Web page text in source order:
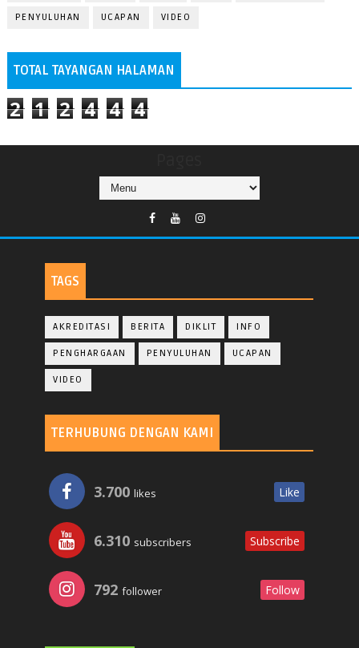
PENYULUHAN UCAPAN VIDEO
TOTAL TAYANGAN HALAMAN
2 1 2 4 4 4
TAGS
AKREDITASI BERITA DIKLIT INFO
PENGHARGAAN PENYULUHAN UCAPAN
VIDEO
TERHUBUNG DENGAN KAMI
3.700 likes Like
6.310 subscribers Subscribe
792 follower Follow